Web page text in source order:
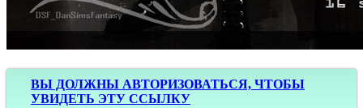
ВЫ ДОЛЖНЫ АВТОРИЗОВАТЬСЯ, ЧТОБЫ
УВИДЕТЬ ЭТУ ССЫЛКУ